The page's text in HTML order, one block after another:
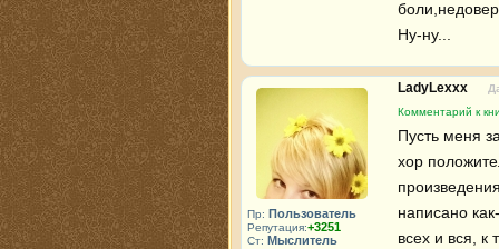
Ну-ну...
Пр: Пользователь
Репутация:+3251
Ст: Мыслитель
LadyLexxx
Комментарий к
Пусть меня
хор
написано
всех и вся,